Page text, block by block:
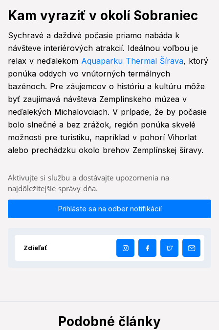
Kam vyraziť v okolí Sobraniec
Sychravé a daždivé počasie priamo nabáda k
návšteve interiérových atrakcií. Ideálnou voľbou je
relax v neďalekom Aquaparku Thermal Šírava, ktorý
ponúka oddych vo vnútorných termálnych
bazénoch. Pre záujemcov o históriu a kultúru môže
byť zaujímavá návšteva Zemplínskeho múzea v
neďalekých Michalovciach. V prípade, že by počasie
bolo slnečné a bez zrážok, región ponúka skvelé
možnosti pre turistiku, napríklad v pohorí Vihorlat
alebo prechádzku okolo brehov Zemplínskej šíravy.
Aktivujte si službu a dostávajte upozornenia na
najdôležitejšie správy dňa.
Prihláste sa na odber notifikácií
Zdieľať
Podobné články